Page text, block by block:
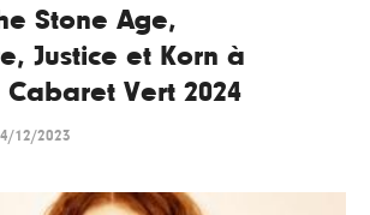
Stone Age,
Justice et Korn à
Vert 2024
12/2023